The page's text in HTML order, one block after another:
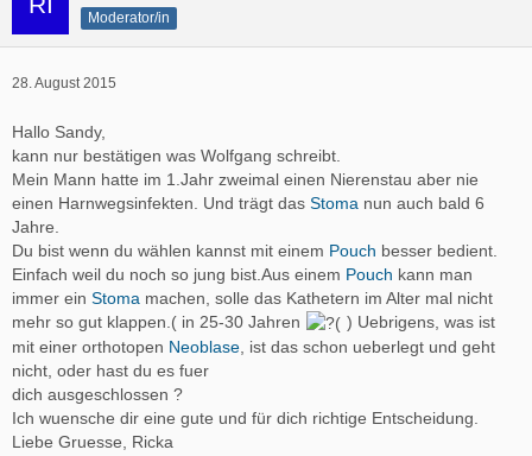
Moderator/in
28. August 2015
Hallo Sandy,
kann nur bestätigen was Wolfgang schreibt.
Mein Mann hatte im 1.Jahr zweimal einen Nierenstau aber nie
einen Harnwegsinfekten. Und trägt das Stoma nun auch bald 6
Jahre.
Du bist wenn du wählen kannst mit einem Pouch besser bedient.
Einfach weil du noch so jung bist.Aus einem Pouch kann man
immer ein Stoma machen, solle das Kathetern im Alter mal nicht
mehr so gut klappen.( in 25-30 Jahren
) Uebrigens, was ist
mit einer orthotopen Neoblase, ist das schon ueberlegt und geht
nicht, oder hast du es fuer
dich ausgeschlossen ?
Ich wuensche dir eine gute und für dich richtige Entscheidung.
Liebe Gruesse, Ricka